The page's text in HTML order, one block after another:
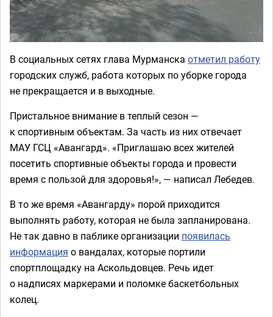
В социальных сетях глава Мурманска отметил работу
городских служб, работа которых по уборке города
не прекращается и в выходные.
Пристальное внимание в теплый сезон —
к спортивным объектам. За часть из них отвечает
МАУ ГСЦ «Авангард». «Приглашаю всех жителей
посетить спортивные объекты города и провести
время с пользой для здоровья!», — написал Лебедев.
В то же время «Авангарду» порой приходится
выполнять работу, которая не была запланирована.
Не так давно в паблике организации появилась
информация о вандалах, которые портили
спортплощадку на Аскольдовцев. Речь идет
о надписях маркерами и поломке баскетбольных
колец.